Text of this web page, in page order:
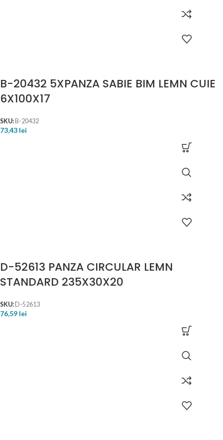
B-20432 5XPANZA SABIE BIM LEMN CUIE
6X100X17
SKU: B-20432
73,43 lei
D-52613 PANZA CIRCULAR LEMN
STANDARD 235X30X20
SKU: D-52613
76,59 lei